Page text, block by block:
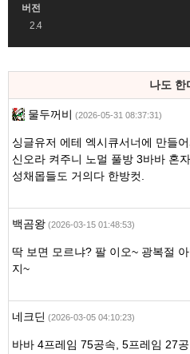
버전
2.4
댓
영
나도 한
물두꺼비 (2026-05-31 08:37:31)
싱글유저 에테 엑시큐서너에 만들
신오라 켜주니 노멀 풀방 3바바 혼
성채몹들도 거의다 한방컷.
백곰왕 (2026-03-15 01:48:53)
딱 보면 모르냐? 팔 이오~ 광복절
지~
네크딘 (2026-03-05 04:10:23)
바바 4프레임 75공속, 5프레임 27